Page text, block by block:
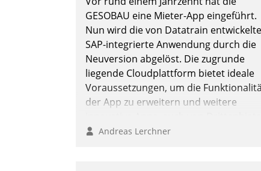
GESOBAU eine Mieter-App eingeführt.
Nun wird die von Datatrain entwickelte
SAP-integrierte Anwendung durch die
Neuversion abgelöst. Die zugrunde
liegende Cloudplattform bietet ideale
Voraussetzungen, um die
der App zu erweitern und weitere
in SAP zu integrieren.
Andreas Lerchner